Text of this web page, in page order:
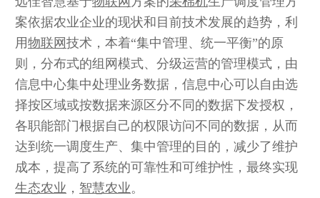
案依据农业企业的现状和目前技术发展的趋势，利
用物联网 技术，本着“集中管理、统一平衡”的原
则，分布式的组网模式、分级运营的管理模式，由
信息中心集中处理业务数据，信息中心可以自由选
择按区域或按数据来源区分不同的数据下发授权，
各职能部门根据自己的权限访问不同的数据，从而
达到统一调度生产、集中管理的目的，减少了维护
成本，提高了系统的可靠性和可维护性，最终实现
生态农业 ， 智慧农业。